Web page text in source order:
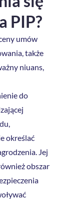
PIP?
umów
także
niuans,
do
określać
Jej
obszar